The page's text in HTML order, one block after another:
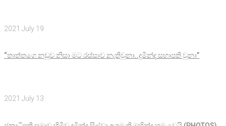
2021 July 19
“තාත්තගෙ නඩුව නිසා මට රස්සාව නැතිවුනා..දුමින්ද සභාපති වුනා”
2021 July 13